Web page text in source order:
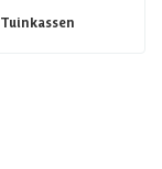
Tuinkassen